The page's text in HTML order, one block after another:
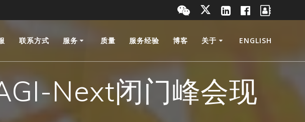
联系方式 服务 质量 服务经验 博客 关于 ENGLISH
Next闭门峰会现